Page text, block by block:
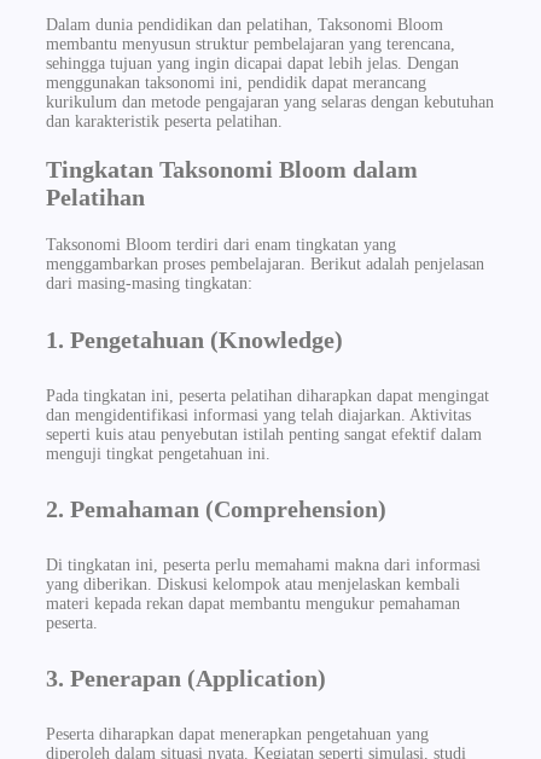
Dalam dunia pendidikan dan pelatihan, Taksonomi Bloom
membantu menyusun struktur pembelajaran yang terencana,
sehingga tujuan yang ingin dicapai dapat lebih jelas. Dengan
menggunakan taksonomi ini, pendidik dapat merancang
kurikulum dan metode pengajaran yang selaras dengan kebutuhan
dan karakteristik peserta pelatihan.
Tingkatan Taksonomi Bloom dalam
Pelatihan
Taksonomi Bloom terdiri dari enam tingkatan yang
menggambarkan proses pembelajaran. Berikut adalah penjelasan
dari masing-masing tingkatan:
1. Pengetahuan (Knowledge)
Pada tingkatan ini, peserta pelatihan diharapkan dapat mengingat
dan mengidentifikasi informasi yang telah diajarkan. Aktivitas
seperti kuis atau penyebutan istilah penting sangat efektif dalam
menguji tingkat pengetahuan ini.
2. Pemahaman (Comprehension)
Di tingkatan ini, peserta perlu memahami makna dari informasi
yang diberikan. Diskusi kelompok atau menjelaskan kembali
materi kepada rekan dapat membantu mengukur pemahaman
peserta.
3. Penerapan (Application)
Peserta diharapkan dapat menerapkan pengetahuan yang
diperoleh dalam situasi nyata. Kegiatan seperti simulasi, studi